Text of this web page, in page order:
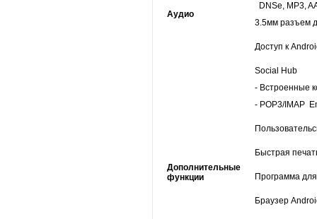
Аудио
DNSe, MP3,
3.5мм разъем
Дополнительные
функции
Доступ к
Social Hub
- Встроенные
- POP3/IMAP
Быстрая
Программа
Браузер